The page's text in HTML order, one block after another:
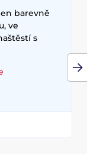
barevně
ve
s